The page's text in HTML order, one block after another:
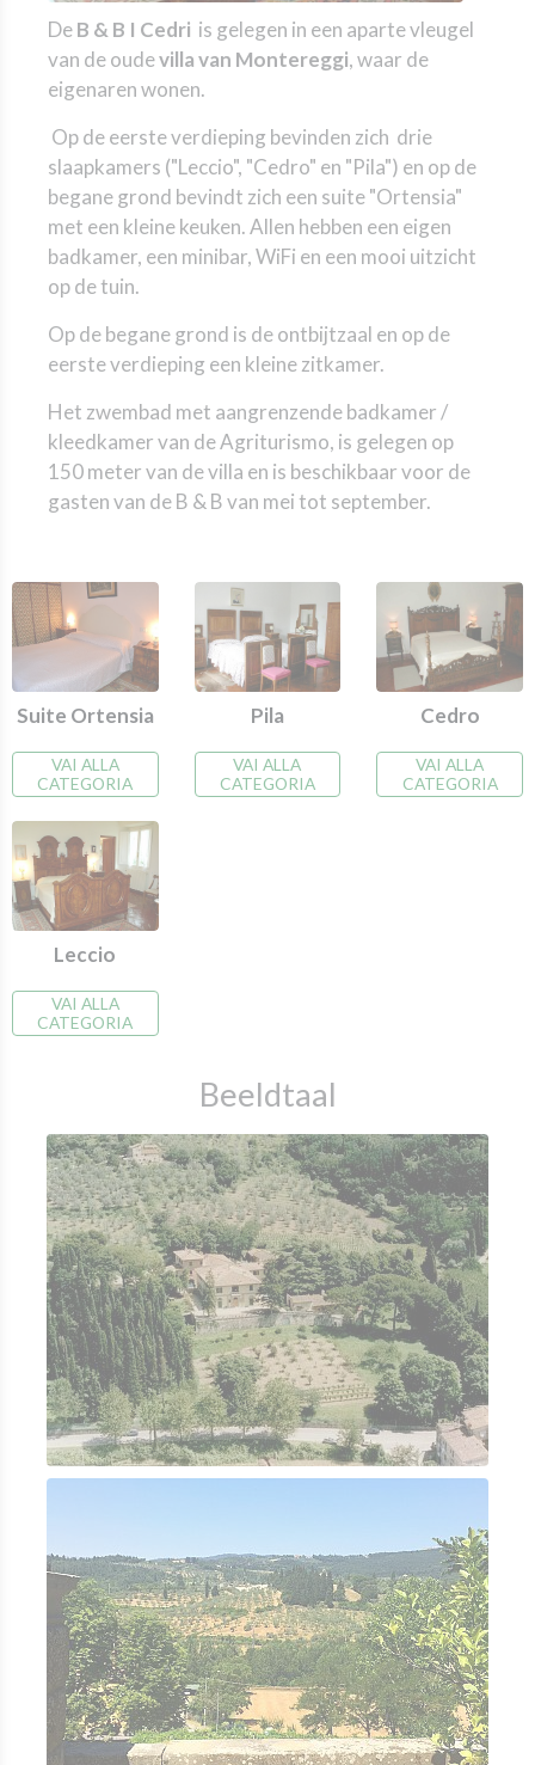
DeB & B I Cedri is gelegen in een aparte vleugel
van de oudevilla van Montereggi, waar de
eigenaren wonen.
Op de eerste verdieping bevinden zich drie
slaapkamers ("Leccio", "Cedro" en "Pila") en op de
begane grond bevindt zich een suite "Ortensia"
met een kleine keuken. Allen hebben een eigen
badkamer, een minibar, WiFi en een mooi uitzicht
op de tuin.
Op de begane grond is de ontbijtzaal en op de
eerste verdieping een kleine zitkamer.
Het zwembad met aangrenzende badkamer /
kleedkamer van de Agriturismo, is gelegen op
150 meter van de villa en is beschikbaar voor de
gasten van de B & B van mei tot september.
Suite Ortensia
VAI ALLA
CATEGORIA
Pila
VAI ALLA
CATEGORIA
Cedro
VAI ALLA
CATEGORIA
Leccio
VAI ALLA
CATEGORIA
Beeldtaal